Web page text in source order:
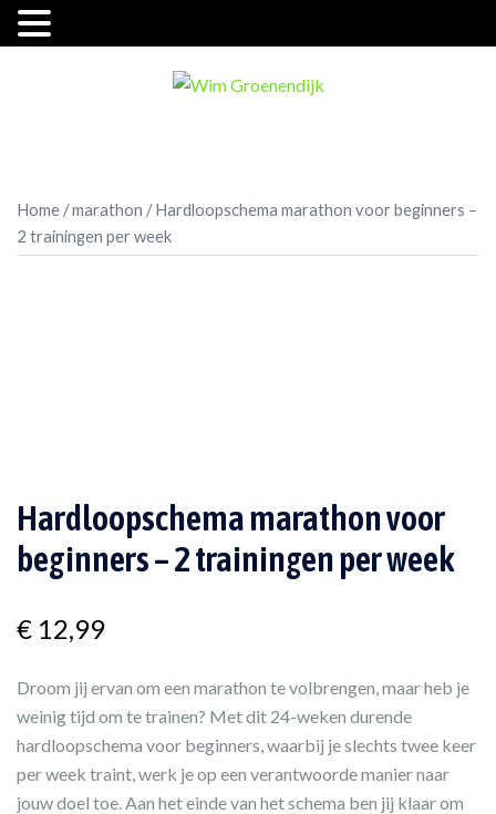
Home /marathon / Hardloopschema marathon voor beginners –
2 trainingen per week
Hardloopschema marathon voor
beginners – 2 trainingen per week
€ 12,99
Droom jij ervan om een marathon te volbrengen, maar heb je
weinig tijd om te trainen? Met dit 24-weken durende
hardloopschema voor beginners, waarbij je slechts twee keer
per week traint, werk je op een verantwoorde manier naar
jouw doel toe. Aan het einde van het schema ben jij klaar om